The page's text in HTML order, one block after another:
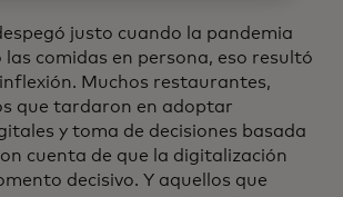
justo cuando la pandemia
comidas en persona, eso resultó
Muchos restaurantes,
que tardaron en adoptar
y toma de decisiones basada
cuenta de que la digitalización
decisivo. Y aquellos que